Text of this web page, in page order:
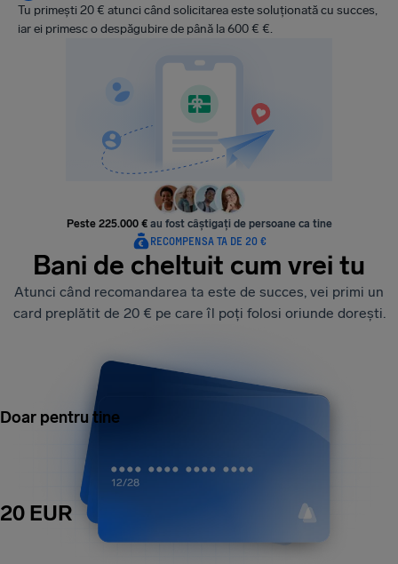
Tu primești 20 € atunci când solicitarea este soluționată cu succes,
iar ei primesc o despăgubire de până la 600 € €.
Peste 225.000 € au fost câștigați de persoane ca tine
RECOMPENSA TA DE 20 €
Bani de cheltuit cum vrei tu
Atunci când recomandarea ta este de succes, vei primi un
card preplătit de 20 € pe care îl poți folosi oriunde dorești.
Doar pentru tine
20 EUR